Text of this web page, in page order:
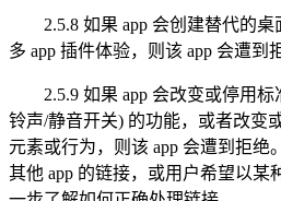
2.5.8 如果 app 会创建替代的
多 app 插件体验，则该 app 会遭到
2.5.9 如果 app 会改变或停用
铃声/静音开关) 的功能，或者改变
元素或行为，则该 app 会遭到拒绝
其他 app 的链接，或用户希望以某